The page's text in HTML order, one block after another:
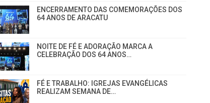
ENCERRAMENTO DAS COMEMORAÇÕES DOS
64 ANOS DE ARACATU
NOITE DE FÉ E ADORAÇÃO MARCA A
CELEBRAÇÃO DOS 64 ANOS…
FÉ E TRABALHO: IGREJAS EVANGÉLICAS
REALIZAM SEMANA DE…